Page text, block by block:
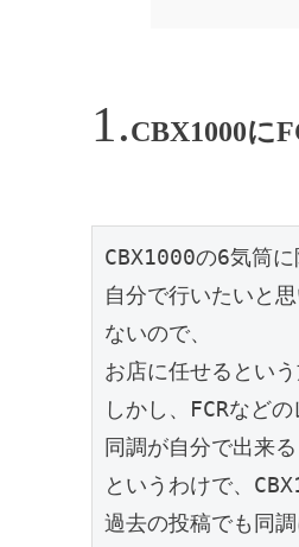
CBX1000に
CBX1000の6気筒
自分で行いたいと
ないので、
お店に任せるとい
しかし、FCRなど
同調が自分で出来
というわけで、
過去の投稿でも同